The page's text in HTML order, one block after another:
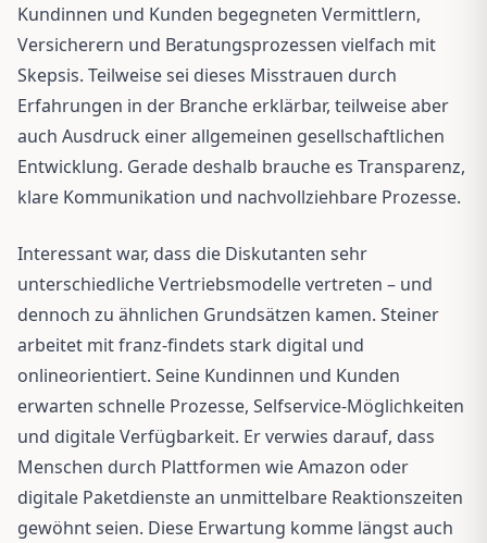
Kundinnen und Kunden begegneten Vermittlern,
Versicherern und Beratungsprozessen vielfach mit
Skepsis. Teilweise sei dieses Misstrauen durch
Erfahrungen in der Branche erklärbar, teilweise aber
auch Ausdruck einer allgemeinen gesellschaftlichen
Entwicklung. Gerade deshalb brauche es Transparenz,
klare Kommunikation und nachvollziehbare Prozesse.
Interessant war, dass die Diskutanten sehr
unterschiedliche Vertriebsmodelle vertreten – und
dennoch zu ähnlichen Grundsätzen kamen. Steiner
arbeitet mit franz-findets stark digital und
onlineorientiert. Seine Kundinnen und Kunden
erwarten schnelle Prozesse, Selfservice-Möglichkeiten
und digitale Verfügbarkeit. Er verwies darauf, dass
Menschen durch Plattformen wie Amazon oder
digitale Paketdienste an unmittelbare Reaktionszeiten
gewöhnt seien. Diese Erwartung komme längst auch